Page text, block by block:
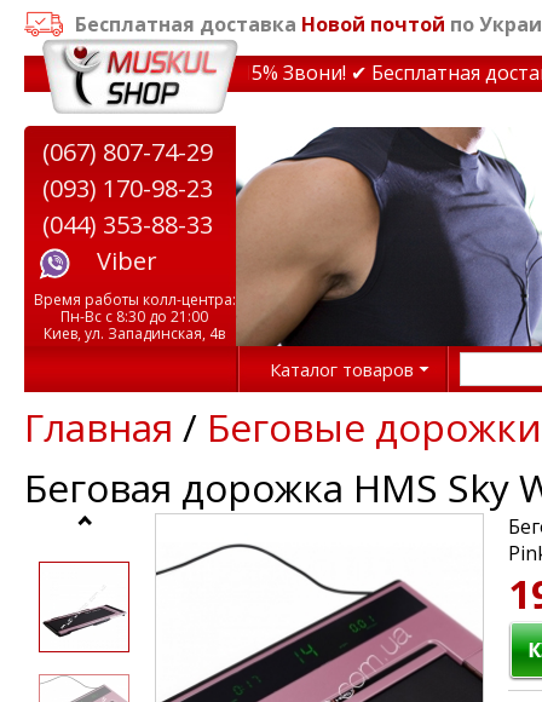
Бесплатная доставка Новой почтой по
на тренажеры до 15% Звони! ✔ Бесплатная
(067) 807-74-29
(093) 170-98-23
(044) 353-88-33
Viber
Время работы колл-центра:
Пн-Вс с 8:30 до 21:00
Киев, ул. Западинская, 4в
Каталог товаров
Главная / Беговые дорожки
Беговая дорожка HMS Sky